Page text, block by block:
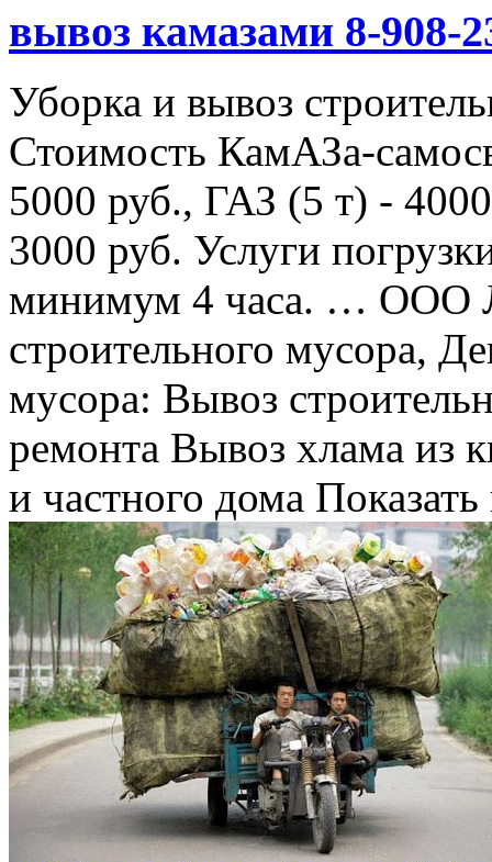
вывоз камазами 8-908-
Уборка и вывоз
Стоимость КамАЗа-
5000 руб., ГАЗ (5 т) -
3000 руб. Услуги
минимум 4 часа. …
строительного мусора,
мусора: Вывоз
ремонта Вывоз хлама из
и частного дома